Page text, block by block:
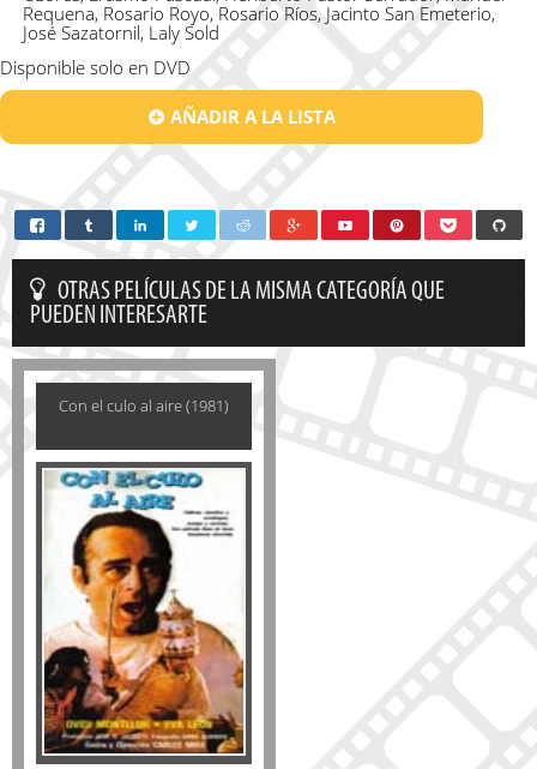
Requena, Rosario Royo, Rosario Ríos, Jacinto San Emeterio,
José Sazatornil, Laly Sold
Disponible solo en DVD
AÑADIR A LA LISTA
OTRAS PELÍCULAS DE LA MISMA CATEGORÍA QUE
PUEDEN INTERESARTE
Con el culo al aire (1981)